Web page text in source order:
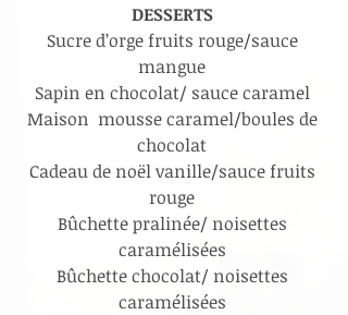
DESSERTS
Sucre d’orge fruits rouge/sauce
mangue
Sapin en chocolat/ sauce caramel
Maison  mousse caramel/boules de
chocolat
Cadeau de noël vanille/sauce fruits
rouge
Bûchette pralinée/ noisettes
caramélisées
Bûchette chocolat/ noisettes
caramélisées